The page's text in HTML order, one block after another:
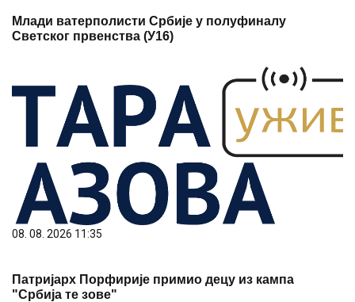
Млади ватерполисти Србије у полуфиналу
Светског првенства (У16)
08. 08. 2026 11:35
Патријарх Порфирије примио децу из кампа
"Србија те зове"